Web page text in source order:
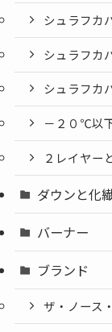
シュラフカ
シュラフカ
シュラフカ
－２０℃以
２レイヤー
ダウンと化
バーナー
ブランド
ザ・ノース